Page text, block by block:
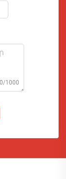
0/1000